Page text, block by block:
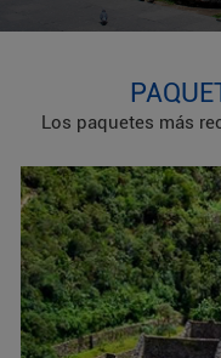
Los paquetes más